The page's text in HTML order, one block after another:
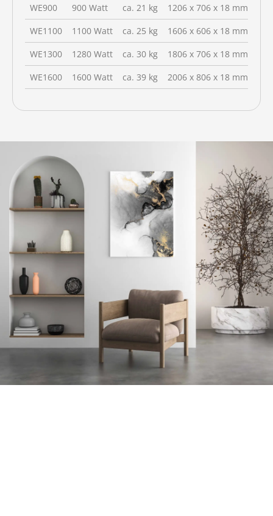
WE900 900 Watt ca. 21 kg
1206 x 706 x 18 mm
WE1100
1100 Watt ca. 25 kg
1606 x 606 x 18 mm
WE1300
1280 Watt ca. 30 kg
1806 x 706 x 18 mm
WE1600
1600 Watt ca. 39 kg 2006 x 806 x 18 mm